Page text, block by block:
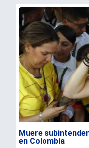
Muere
en Colombia